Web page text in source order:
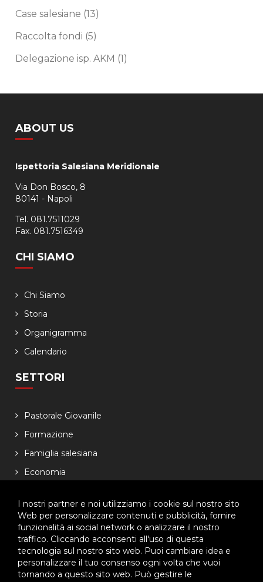
I nostri partner e noi utilizziamo i cookie sul nostro sito
Web per personalizzare contenuti e pubblicità, fornire
funzionalità ai social network o analizzare il nostro
traffico. Cliccando acconsenti all'uso di questa
tecnologia sul nostro sito web. Puoi cambiare idea e
personalizzare il tuo consenso ogni volta che vuoi
tornando a questo sito web. Può gestire le
Case salesiane (13)
Raccolta fondi (5)
Delegazione isp. AKM (1)
ABOUT US
Ispettoria Salesiana Meridionale
Via Don Bosco, 8
80141 - Napoli
Tel. 081.7511029
Fax. 081.7516349
CHI SIAMO
Chi Siamo
Storia
Organigramma
Calendario
SETTORI
Pastorale Giovanile
Formazione
Famiglia salesiana
Economia
Lasciaci il tuo indirizzo email, ti aggiorneremo sulle
iniziative dell'Ispettoria